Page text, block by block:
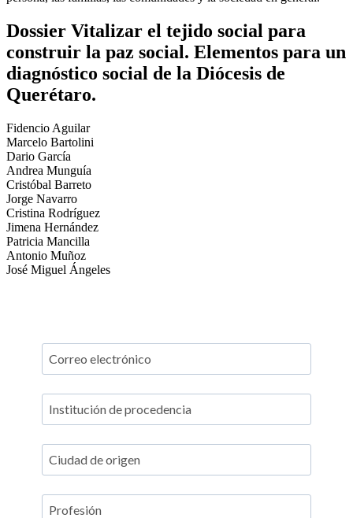
Dossier Vitalizar el tejido social para
construir la paz social. Elementos para un
diagnóstico social de la Diócesis de
Querétaro.
Fidencio Aguilar
Marcelo Bartolini
Dario García
Andrea Munguía
Cristóbal Barreto
Jorge Navarro
Cristina Rodríguez
Jimena Hernández
Patricia Mancilla
Antonio Muñoz
José Miguel Ángeles